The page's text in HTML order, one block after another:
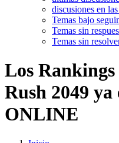
discusiones en
Temas bajo
Temas sin
Temas sin
Los
Rush 2049 ya
ONLINE